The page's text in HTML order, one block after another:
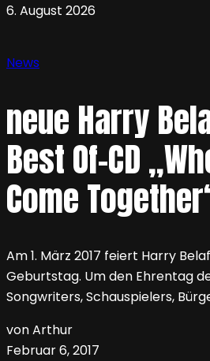
6. August 2026
News
neue Harry
Best Of-CD
Come
Am 1. März 2017 feiert Harry
Geburtstag. Um den Ehrentag
Songwriters, Schauspielers,
von Arthur
Februar 6, 2017